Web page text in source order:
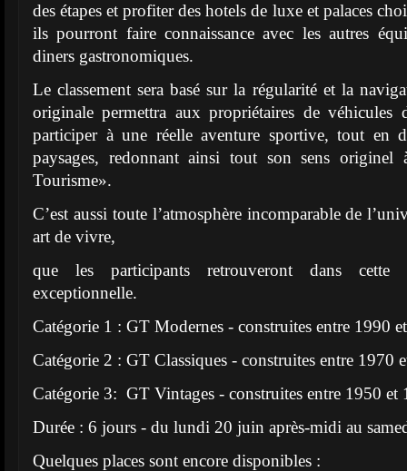
des étapes et profiter des hotels de luxe et palaces
ils pourront faire connaissance avec les autres
diners gastronomiques.
Le classement sera basé sur la régularité et la
originale permettra aux propriétaires de véhicules
participer à une réelle aventure sportive, tout en
paysages, redonnant ainsi tout son sens originel
Tourisme».
C’est aussi toute l’atmosphère incomparable de
art de vivre,
que les participants retrouveront dans cette
exceptionnelle.
Catégorie 1 : GT Modernes - construites entre 1990
Catégorie 2 : GT Classiques - construites entre 1970
Catégorie 3: GT Vintages - construites entre 1950 et
Durée : 6 jours - du lundi 20 juin après-midi au
Quelques places sont encore disponibles :